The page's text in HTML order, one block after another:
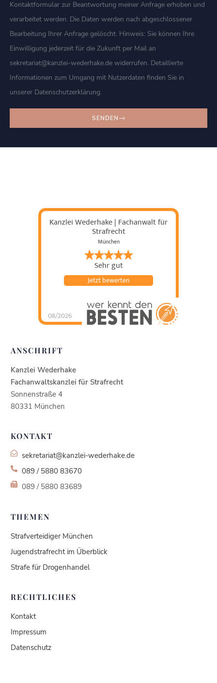
Kontaktformular zur Beantwortung meiner Anfrage erhoben und
verarbeitet werden. Die Daten werden nach abgeschlossener
Bearbeitung Ihrer Anfrage gelöscht. Hinweis: Sie können Ihre
Einwilligung jederzeit für die Zukunft per Mail an
sekretariat@kanzlei-wederhake.de widerrufen. Detaillierte
Informationen zum Umgang mit Nutzerdaten finden Sie in
unserer Datenschutzerklärung.
SENDEN
Kanzlei Wederhake | Fachanwalt für
Strafrecht
München
Sehr gut
08/2026
Jetzt bewerten
Kanzlei Wederhake |
Fachanwalt für
ANSCHRIFT
Kanzlei Wederhake
Fachanwaltskanzlei für Strafrecht
Sonnenstraße 4
80331 München
KONTAKT
sekretariat@kanzlei-wederhake.de
089 / 5880 83670
089 / 5880 83689
THEMEN
Strafverteidiger München
Jugendstrafrecht im Überblick
Strafe für Drogenhandel
RECHTLICHES
Kontakt
Impressum
Datenschutz